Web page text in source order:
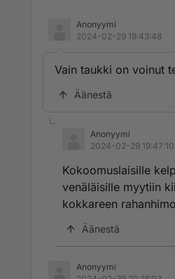
Anonyymi
2024-02-29 19:43:48
Vain taukki on voinut
Äänestä
Anonyymi
2024-02-29 19:47:10
Kokoomuslaisille
venäläisille myytiin
kokkareen
Äänestä
Anonyymi